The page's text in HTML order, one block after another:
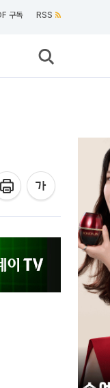
구독 RSS